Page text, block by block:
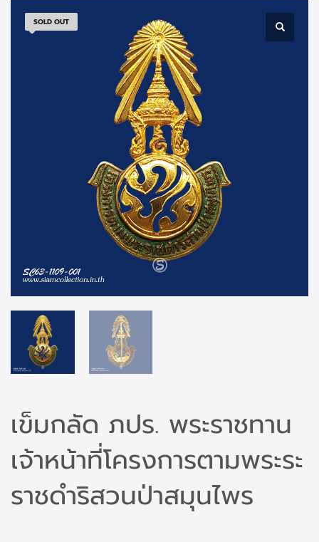
SOLD OUT
เข็มกลัด ภปร. พระราชทาน
เจ้าหน้าที่โครงการตามพระระ
ราชดำริสวนป่าสมุนไพร